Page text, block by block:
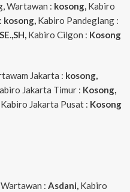
Wartawan : kosong, Kabiro
kosong, Kabiro Pandeglang :
Kabiro Cilgon : Kosong
Jakarta : kosong,
Jakarta Timur : Kosong,
Kabiro Jakarta Pusat : Kosong
Wartawan : Asdani, Kabiro